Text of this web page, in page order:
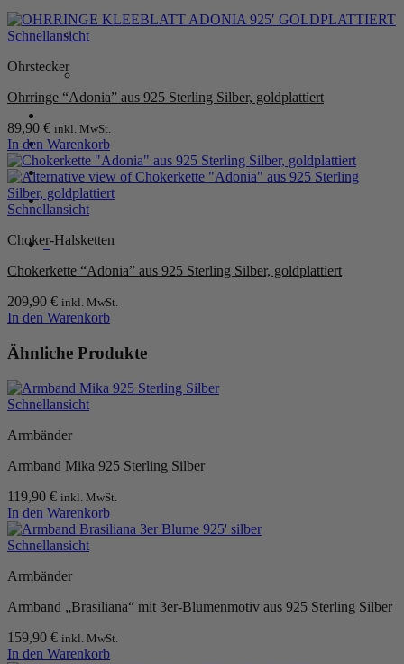
Warenkorb /0,00€ 0
0
Menge
Schnellansicht
Ohrstecker
Ohrringe “Adonia” aus 925 Sterling Silber, goldplattiert
89,90 € inkl. MwSt.
In den Warenkorb
Schnellansicht
Choker-Halsketten
Chokerkette “Adonia” aus 925 Sterling Silber, goldplattiert
209,90 € inkl. MwSt.
In den Warenkorb
Ähnliche Produkte
Schnellansicht
Armbänder
Armband Mika 925 Sterling Silber
119,90 € inkl. MwSt.
In den Warenkorb
Schnellansicht
Armbänder
Armband „Brasiliana“ mit 3er-Blumenmotiv aus 925 Sterling Silber
159,90 € inkl. MwSt.
In den Warenkorb